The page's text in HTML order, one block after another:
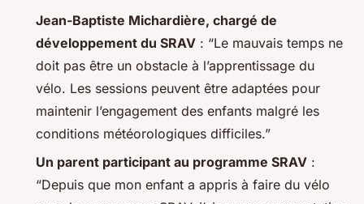
Jean-Baptiste Michardière, chargé de
développement du SRAV : “Le mauvais temps ne
doit pas être un obstacle à l’apprentissage du
vélo. Les sessions peuvent être adaptées pour
maintenir l’engagement des enfants malgré les
conditions météorologiques difficiles.”
Un parent participant au programme SRAV :
“Depuis que mon enfant a appris à faire du vélo